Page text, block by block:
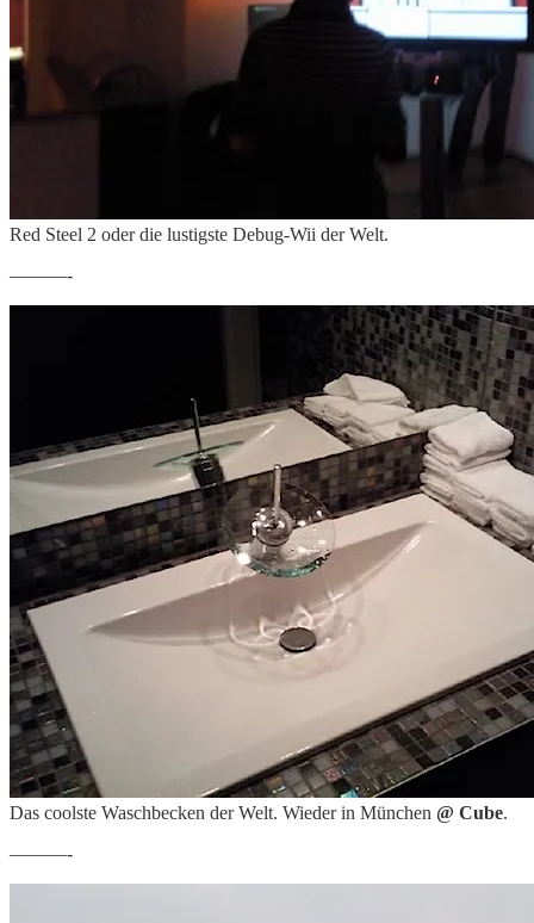
Red Steel 2 oder die lustigste Debug-Wii der Welt.
———-
Das coolste Waschbecken der Welt. Wieder in München @ Cube.
———-